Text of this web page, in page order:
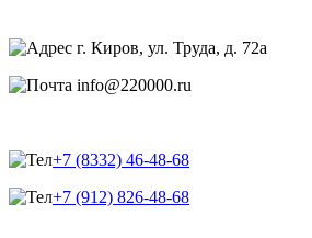
г. Киров, ул. Труда, д. 72а
info@220000.ru
+7 (8332) 46-48-68
+7 (912) 826-48-68